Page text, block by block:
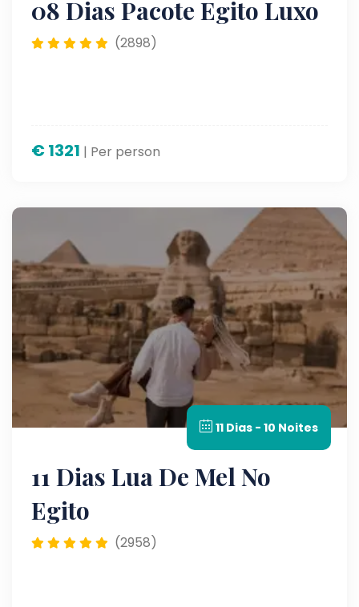
08 Dias Pacote Egito Luxo
(2898)
€1321 | Per person
11 Dias - 10 Noites
11 Dias Lua De Mel No
Egito
(2958)